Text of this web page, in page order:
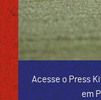
Acesse o Press
em